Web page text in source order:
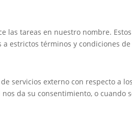
las tareas en nuestro nombre.
estrictos términos y condiciones
servicios externo con respecto a
da su consentimiento, o